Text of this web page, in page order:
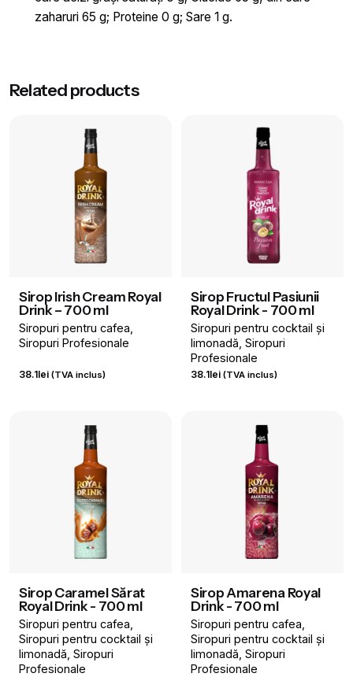
zaharuri 65 g; Proteine 0 g; Sare 1 g.
Aromă
Related products
Sirop Irish Cream Royal
Drink – 700 ml
Siropuri pentru cafea
Siropuri Profesionale
38.1lei (TVA inclus)
Sirop Fructul Pasiunii
Royal Drink - 700 ml
Siropuri pentru cocktail și
limonadă Siropuri
Profesionale
38.1lei (TVA inclus)
Sirop Caramel Sărat
Royal Drink - 700 ml
Siropuri pentru cafea
Siropuri pentru cocktail și
limonadă Siropuri
Profesionale
Sirop Amarena Royal
Drink - 700 ml
Siropuri pentru cafea
Siropuri pentru cocktail și
limonadă Siropuri
Profesionale